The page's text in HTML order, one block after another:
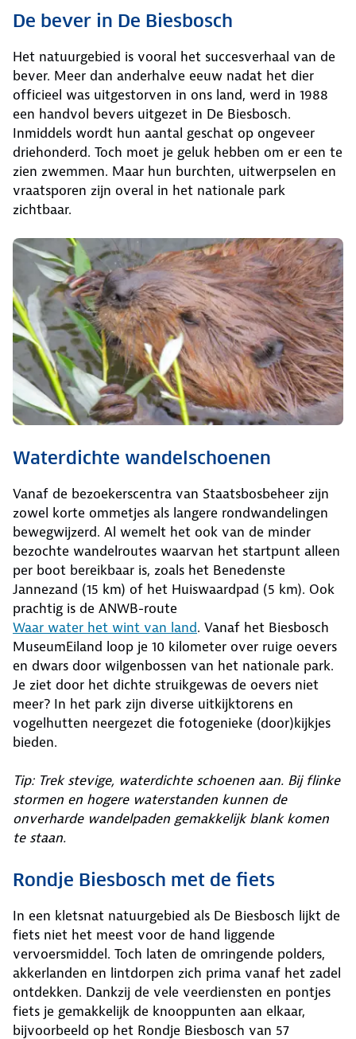
De bever in De Biesbosch
Het natuurgebied is vooral het succesverhaal van de
bever. Meer dan anderhalve eeuw nadat het dier
officieel was uitgestorven in ons land, werd in 1988
een handvol bevers uitgezet in De Biesbosch.
Inmiddels wordt hun aantal geschat op ongeveer
driehonderd. Toch moet je geluk hebben om er een te
zien zwemmen. Maar hun burchten, uitwerpselen en
vraatsporen zijn overal in het nationale park
zichtbaar.
Waterdichte wandelschoenen
Vanaf de bezoekerscentra van Staatsbosbeheer zijn
zowel korte ommetjes als langere rondwandelingen
bewegwijzerd. Al wemelt het ook van de minder
bezochte wandelroutes waarvan het startpunt alleen
per boot bereikbaar is, zoals het Benedenste
Jannezand (15 km) of het Huiswaardpad (5 km). Ook
prachtig is de ANWB-route
Waar water het wint van land. Vanaf het Biesbosch
MuseumEiland loop je 10 kilometer over ruige oevers
en dwars door wilgenbossen van het nationale park.
Je ziet door het dichte struikgewas de oevers niet
meer? In het park zijn diverse uitkijktorens en
vogelhutten neergezet die fotogenieke (door)kijkjes
bieden.
Tip: Trek stevige, waterdichte schoenen aan. Bij flinke
stormen en hogere waterstanden kunnen de
onverharde wandelpaden gemakkelijk blank komen
te staan.
Rondje Biesbosch met de fiets
In een kletsnat natuurgebied als De Biesbosch lijkt de
fiets niet het meest voor de hand liggende
vervoersmiddel. Toch laten de omringende polders,
akkerlanden en lintdorpen zich prima vanaf het zadel
ontdekken. Dankzij de vele veerdiensten en pontjes
fiets je gemakkelijk de knooppunten aan elkaar,
bijvoorbeeld op het Rondje Biesbosch van 57